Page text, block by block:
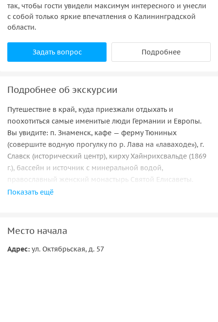
так, чтобы гости увидели максимум интересного и унесли
с собой только яркие впечатления о Калининградской
области.
Задать вопрос Подробнее
Подробнее об экскурсии
Путешествие в край, куда приезжали отдыхать и
поохотиться самые именитые люди Германии и Европы.
Вы увидите: п. Знаменск, кафе — ферму Тюниных
(совершите водную прогулку по р. Лава на «лаваходе»), г.
Славск (исторический центр), кирху Хайнрихсвальде (1869
г.), бассейн и источник с минеральной водой,
православный женский монастырь Святой Елисаветы.
входящий в состав обширной дельты реки Неман. Именно
сложная мелиоративная система каналов и насосных
Показать ещё
Место начала
Адрес: ул. Октябрьская, д. 57